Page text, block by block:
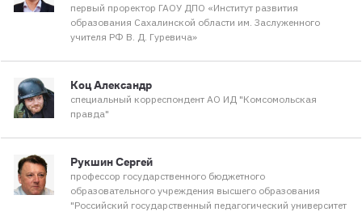
первый проректор ГАОУ ДПО «Институт развития
образования Сахалинской области им. Заслуженного
учителя РФ В. Д. Гуревича»
Коц Александр
специальный корреспондент АО ИД "Комсомольская
правда"
Рукшин Сергей
профессор государственного бюджетного
образовательного учреждения высшего образования
"Российский государственный педагогический университет